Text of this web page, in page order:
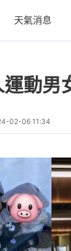
天氣消息
運動
02-06 11:34